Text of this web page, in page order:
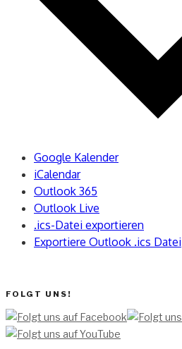
Google Kalender
iCalendar
Outlook 365
Outlook Live
.ics-Datei exportieren
Exportiere Outlook .ics Datei
FOLGT UNS!